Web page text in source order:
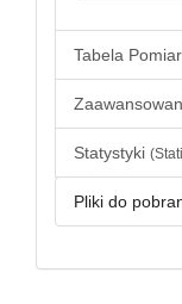
Tabela
Statystyki
Pliki do